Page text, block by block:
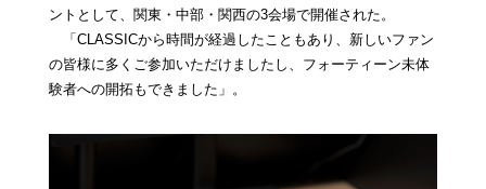
ントとして、関東・中部・関西の3会場で開催された。
「CLASSICから時間が経過したこともあり、新しいファン
の皆様に多くご参加いただけましたし、フォーティーン未体
験者への開拓もできました」。